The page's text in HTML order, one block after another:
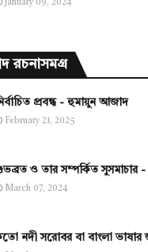
January 09, 2024
রচনাসমগ্র
প্রবন্ধ - হুমায়ুন আজাদ
February 21, 2025
ও তার সম্পর্কিত সুসমাচার
March 07, 2024
নদী সরোবর বা বাংলা